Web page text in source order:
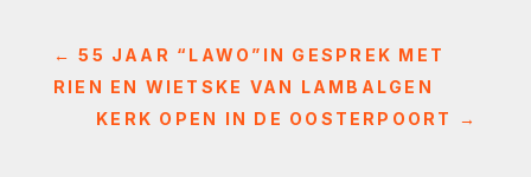
←55 JAAR “LAWO”IN GESPREK MET
RIEN EN WIETSKE VAN LAMBALGEN
KERK OPEN IN DE OOSTERPOORT
→